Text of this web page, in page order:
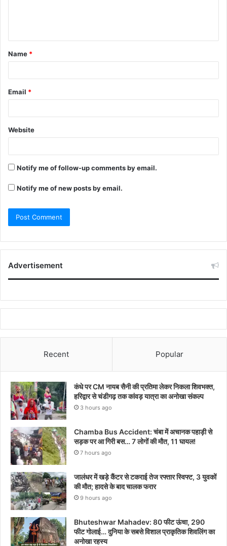
Name *
Email *
Website
Notify me of follow-up comments by email.
Notify me of new posts by email.
Advertisement
Recent Popular
कंधे पर CM नायब सैनी की प्रतिमा लेकर निकला शिवभक्त,
हरिद्वार से चंडीगढ़ तक कांवड़ यात्रा का अनोखा संकल्प
3 hours ago
Chamba Bus Accident: चंबा में अचानक पहाड़ी से
सड़क पर आ गिरी बस… 7 लोगों की मौत, 11 घायल!
7 hours ago
जालंधर में खड़े कैंटर से टकराई तेज रफ्तार स्विफ्ट, 3 युवकों
की मौत; हादसे के बाद चालक फरार
9 hours ago
Bhuteshwar Mahadev: 80 फीट ऊंचा, 290
फीट गोलाई… दुनिया के सबसे विशाल प्राकृतिक शिवलिंग का
अनोखा रहस्य